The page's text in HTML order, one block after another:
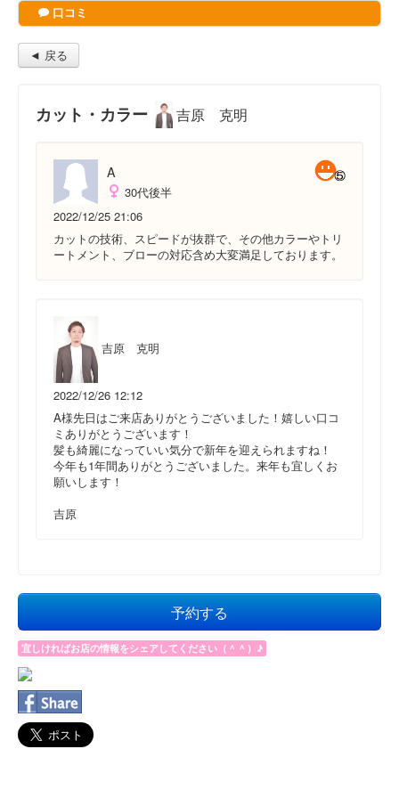
口コミ
◄ 戻る
カット・カラー 吉原 克明
A
30代後半
2022/12/25 21:06
カットの技術、スピードが抜群で、その他カラーやトリ
ートメント、ブローの対応含め大変満足しております。
吉原 克明
2022/12/26 12:12
A様先日はご来店ありがとうございました！嬉しい口コ
ミありがとうございます！
髪も綺麗になっていい気分で新年を迎えられますね！
今年も1年間ありがとうございました。来年も宜しくお
願いします！
吉原
予約する
宜しければお店の情報をシェアしてください（＾＾）♪